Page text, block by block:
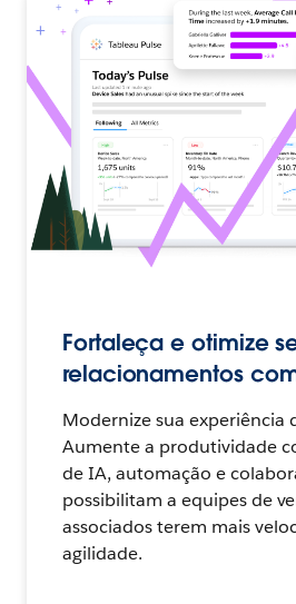
Fortaleça e otimize
relacionamentos
Modernize sua experiência
Aumente a produtividade
de IA, automação e
possibilitam a equipes de
associados terem mais
agilidade.